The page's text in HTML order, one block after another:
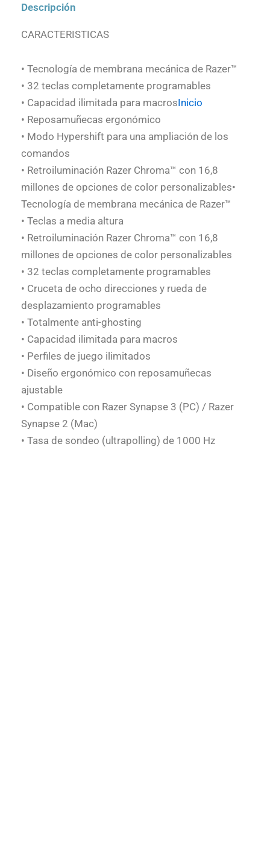
Descripción
CARACTERISTICAS
• Tecnología de membrana mecánica de Razer™
• 32 teclas completamente programables
• Capacidad ilimitada para macrosInicio
• Reposamuñecas ergonómico
• Modo Hypershift para una ampliación de los
comandos
• Retroiluminación Razer Chroma™ con 16,8
millones de opciones de color personalizables•
Tecnología de membrana mecánica de Razer™
• Teclas a media altura
• Retroiluminación Razer Chroma™ con 16,8
millones de opciones de color personalizables
• 32 teclas completamente programables
• Cruceta de ocho direcciones y rueda de
desplazamiento programables
• Totalmente anti-ghosting
• Capacidad ilimitada para macros
• Perfiles de juego ilimitados
• Diseño ergonómico con reposamuñecas
ajustable
• Compatible con Razer Synapse 3 (PC) / Razer
Synapse 2 (Mac)
• Tasa de sondeo (ultrapolling) de 1000 Hz